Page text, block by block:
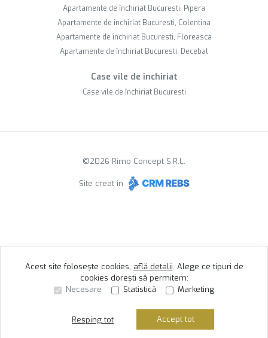
Sună acum Solicită vizionare
Apartamente de închiriat Bucuresti, Pipera
Apartamente de închiriat Bucuresti, Colentina
Apartamente de închiriat Bucuresti, Floreasca
Apartamente de închiriat Bucuresti, Decebal
Case vile de închiriat
Case vile de închiriat Bucuresti
©2026 Rimo Concept S.R.L.
Site creat în
Acest site folosește cookies, află detalii. Alege ce tipuri de
cookies dorești să permitem:
Necesare
Statistică Marketing
Resping tot Accept tot